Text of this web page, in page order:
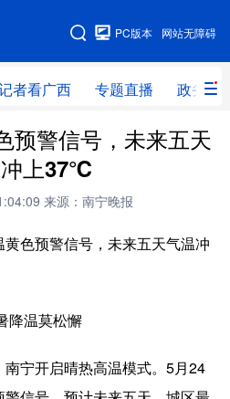
网站无障碍
PC版本
者看广西 专题直播 政务信
站地图
专题直播
时政
网评 港澳
预警信号，未来五天
上37℃
来源：南宁晚报
色预警信号，未来五天气温冲
温莫松懈
宁开启晴热高温模式。5月24